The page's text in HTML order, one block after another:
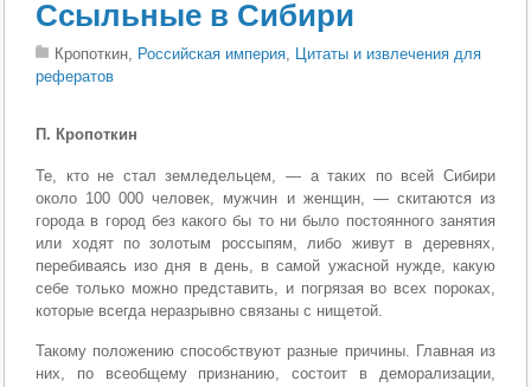
Ссыльные в Сибири
Кропоткин, Российская империя, Цитаты и извлечения для
рефератов
П. Кропоткин
Те, кто не стал земледельцем, — а таких по всей Сибири
около 100 000 человек, мужчин и женщин, — скитаются из
города в город без какого бы то ни было постоянного занятия
или ходят по золотым россыпям, либо живут в деревнях,
перебиваясь изо дня в день, в самой ужасной нужде, какую
себе только можно представить, и погрязая во всех пороках,
которые всегда неразрывно связаны с ни­щетой.
Такому положению способствуют разные причины. Главная из
них, по всеобщему признанию, состоит в деморализации,